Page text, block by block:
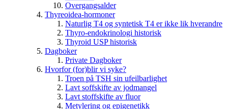
Overgangsalder
Thyreoidea-hormoner
Naturlig T4 og syntetisk T4 er ikke lik hverandre
Thyro-endokrinologi historisk
Thyroid USP historisk
Dagboker
Private Dagboker
Hvorfor (for)blir vi syke?
Troen på TSH sin ufeilbarlighet
Lavt soffskifte av jodmangel
Lavt stoffskifte av fluor
Metylering og epigenetikk